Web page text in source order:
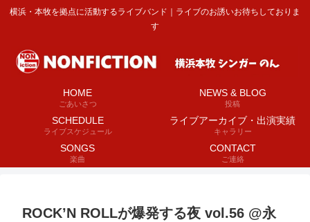
横浜・本牧を拠点に活動するライブバンド｜ライブのお誘いお待ちしておりま
す
HOME
ごあいさつ
NEWS & BLOG
投稿
SCHEDULE
ライブスケジュール
ライブアーカイブ・出演実績
キャラリー
SONGS
楽曲
CONTACT
ご連絡
ROCK’N ROLLが爆発する夜 vol.56 @永